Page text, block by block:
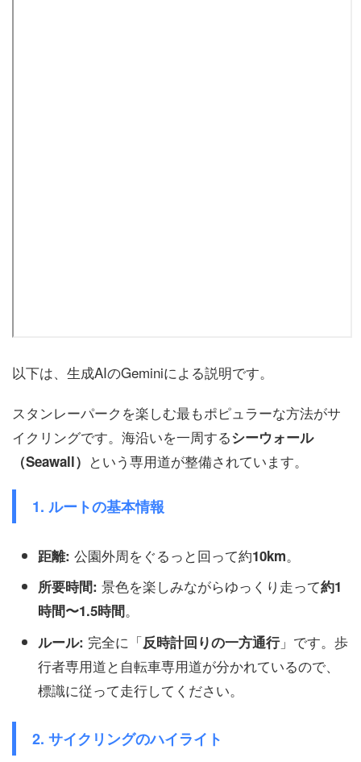
以下は、生成AIのGeminiによる説明です。
スタンレーパークを楽しむ最もポピュラーな方法がサ
イクリングです。海沿いを一周するシーウォール
（Seawall） という専用道が整備されています。
1. ルートの基本情報
距離: 公園外周をぐるっと回って約10km。
所要時間: 景色を楽しみながらゆっくり走って約1
時間〜1.5時間。
ルール: 完全に「反時計回りの一方通行」です。歩
行者専用道と自転車専用道が分かれているので、
標識に従って走行してください。
2. サイクリングのハイライト